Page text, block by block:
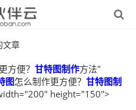
文章
方便？ 甘特图制作方法"
图怎么制作更方便？ 甘特图制
height="150">